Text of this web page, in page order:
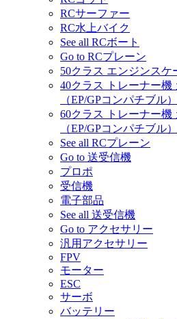
RCサーファー
RC水上バイク
See all RCボート
Go to RCプレーン
50クラス エンジンスケ
40クラス トレーナー機
（EP/GPコンパチブル）
60クラス トレーナー機
（EP/GPコンパチブル）
See all RCプレーン
Go to 送受信機
プロポ
受信機
電子部品
See all 送受信機
Go to アクセサリー
汎用アクセサリー
FPV
モーター
ESC
サーボ
バッテリー